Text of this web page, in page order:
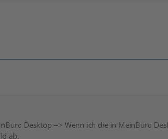
Desktop --> Wenn ich die in MeinBüro
ab.